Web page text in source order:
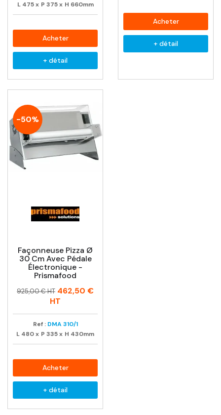
L 475 x P 375 x H 660mm
Acheter
+ détail
Acheter
+ détail
-50%
Façonneuse Pizza Ø
30 Cm Avec Pédale
Électronique -
Prismafood
Prix
Prix
925,00 € HT 462,50 €
HT
Ref : DMA 310/1
L 480x P 335x H 430mm
Acheter
+ détail